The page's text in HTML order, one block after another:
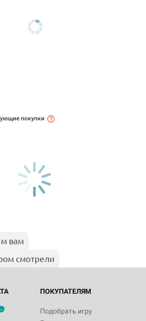
покупки
вам
смотрели
ПОКУПАТЕЛЯМ
Подобрать игру